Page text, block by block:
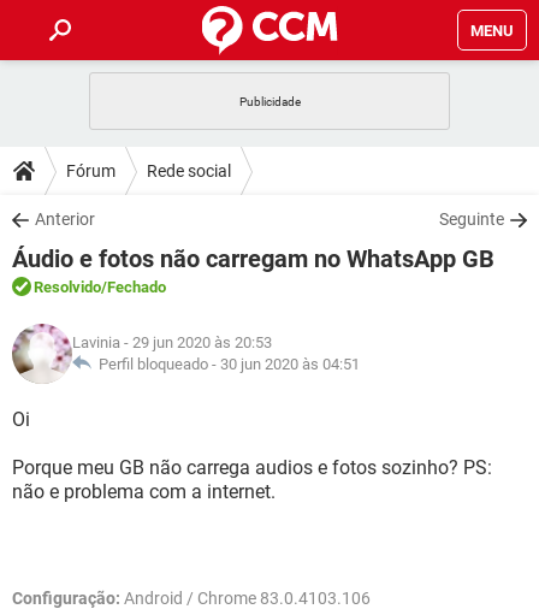
MENU
CELULAR
OUTLOOK
INSTAGRAM GMAIL
GUIA DE COMPRAS
DICAS
JOGOS
OUTLOOK
INSTAGRAM
GUIA DE COMPRAS
DOWNLOADS
JOGOS WHATSAPP
CELULAR
OUTLOOK
INSTAGRAM
GUIA DE COMPRAS
FÓRUM
JOGOS
CELULAR FACEBOOK
GUIA DE COMPRAS
GLOSSÁRIO
JOGOS
CELULAR
OUTLOOK EXCEL
INSTAGRAM
Fórum Rede social
Anterior Seguinte
Áudio e fotos não carregam no WhatsApp GB
Resolvido/Fechado
Lavinia - 29 jun 2020 às 20:53
Perfil bloqueado - 30 jun 2020 às 04:51
Oi
Porque meu GB não carrega audios e fotos sozinho? PS:
não e problema com a internet.
Configuração: Android / Chrome 83.0.4103.106